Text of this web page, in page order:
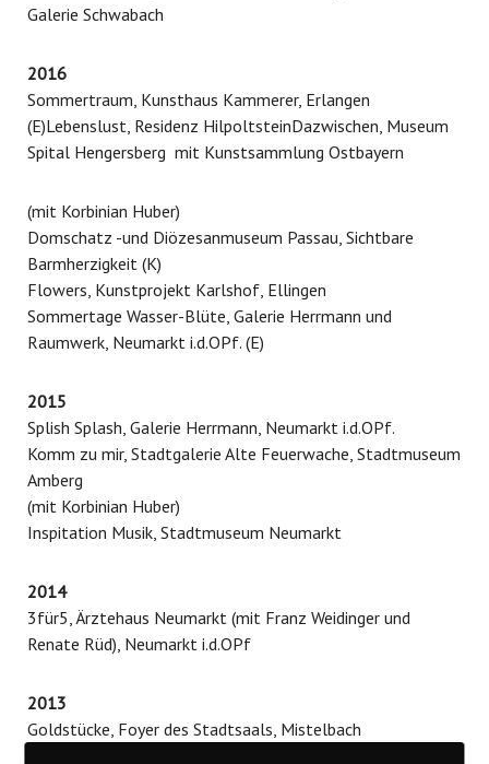
Galerie Schwabach
2016
Sommertraum, Kunsthaus Kammerer, Erlangen
(E)Lebenslust, Residenz HilpoltsteinDazwischen, Museum
Spital Hengersberg mit Kunstsammlung Ostbayern
(mit Korbinian Huber)
Domschatz -und Diözesanmuseum Passau, Sichtbare
Barmherzigkeit (K)
Flowers, Kunstprojekt Karlshof, Ellingen
Sommertage Wasser-Blüte, Galerie Herrmann und
Raumwerk, Neumarkt i.d.OPf. (E)
2015
Splish Splash, Galerie Herrmann, Neumarkt i.d.OPf.
Komm zu mir, Stadtgalerie Alte Feuerwache, Stadtmuseum
Amberg
(mit Korbinian Huber)
Inspitation Musik, Stadtmuseum Neumarkt
2014
3für5, Ärztehaus Neumarkt (mit Franz Weidinger und
Renate Rüd), Neumarkt i.d.OPf
2013
Goldstücke, Foyer des Stadtsaals, Mistelbach